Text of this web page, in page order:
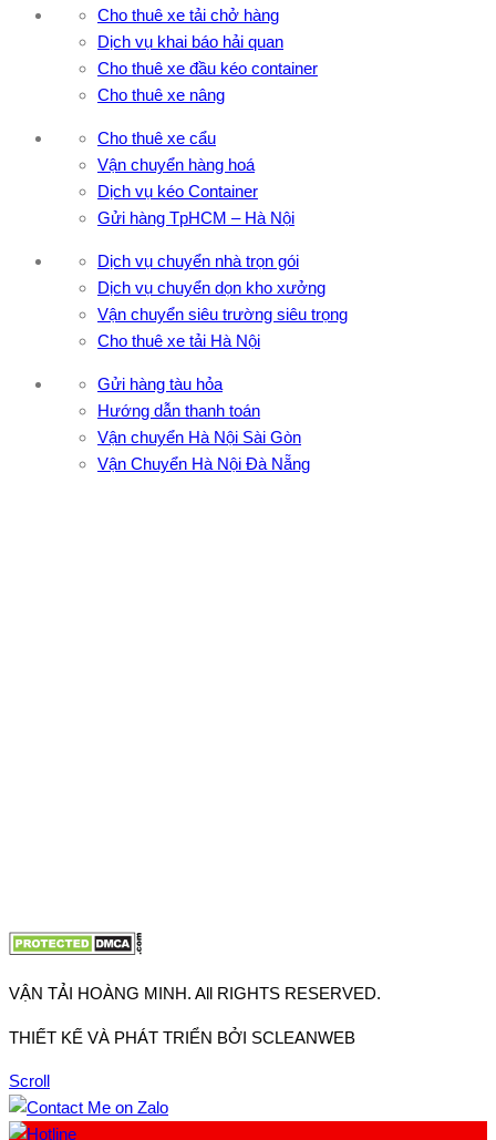
Cho thuê xe tải chở hàng
Dịch vụ khai báo hải quan
Cho thuê xe đầu kéo container
Cho thuê xe nâng
Cho thuê xe cẩu
Vận chuyển hàng hoá
Dịch vụ kéo Container
Gửi hàng TpHCM – Hà Nội
Dịch vụ chuyển nhà trọn gói
Dịch vụ chuyển dọn kho xưởng
Vận chuyển siêu trường siêu trọng
Cho thuê xe tải Hà Nội
Gửi hàng tàu hỏa
Hướng dẫn thanh toán
Vận chuyển Hà Nội Sài Gòn
Vận Chuyển Hà Nội Đà Nẵng
VẬN TẢI HOÀNG MINH. All RIGHTS RESERVED.
THIẾT KẾ VÀ PHÁT TRIỂN BỞI SCLEANWEB
Scroll